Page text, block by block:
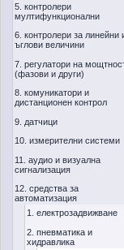
5. контролери
мултифункционални
6. контролери за линейни
ъглови величини
7. регулатори на
(фазови и други)
8. комуникатори и
дистанционен контрол
9. датчици
10. измерителни системи
11. аудио и визуална
сигнализация
12. средства за
автоматизация
1. електрозадвижване
2. пневматика и
хидравлика